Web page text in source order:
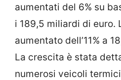
aumentati del 6% su
i 189,5 miliardi di euro.
aumentato dell’11% a
La crescita è stata
numerosi veicoli